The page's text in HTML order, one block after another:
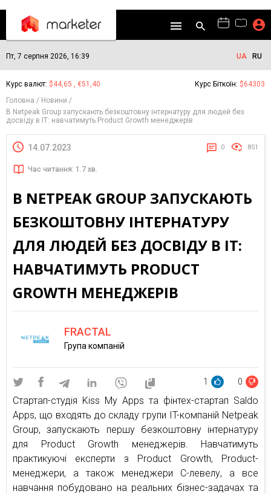
Пт, 7 серпня 2026, 16:39 UA RU
Курс валют: $44,65 , €51,40 Курс Біткоїн: $64303
Головна
Новини
В Netpeak Group запускають безкоштовну інтернатуру для людей без
досвіду в IT: навчатимуть Product Growth менеджерів
14.07.2023 0 851
Час читання: 1.7 хв.
В NETPEAK GROUP ЗАПУСКАЮТЬ
БЕЗКОШТОВНУ ІНТЕРНАТУРУ
ДЛЯ ЛЮДЕЙ БЕЗ ДОСВІДУ В IT:
НАВЧАТИМУТЬ PRODUCT
GROWTH МЕНЕДЖЕРІВ
FRACTAL
Група компаній
1 0
Стартап-студія Kiss My Apps та фінтех-стартап Saldo
Apps, що входять до складу групи IT-компаній Netpeak
Group, запускають першу безкоштовну інтернатуру
для Product Growth менеджерів. Навчатимуть
практикуючі експерти з Product Growth, Product-
менеджери, а також менеджери C-левелу, а все
навчання побудовано на реальних бізнес-задачах та